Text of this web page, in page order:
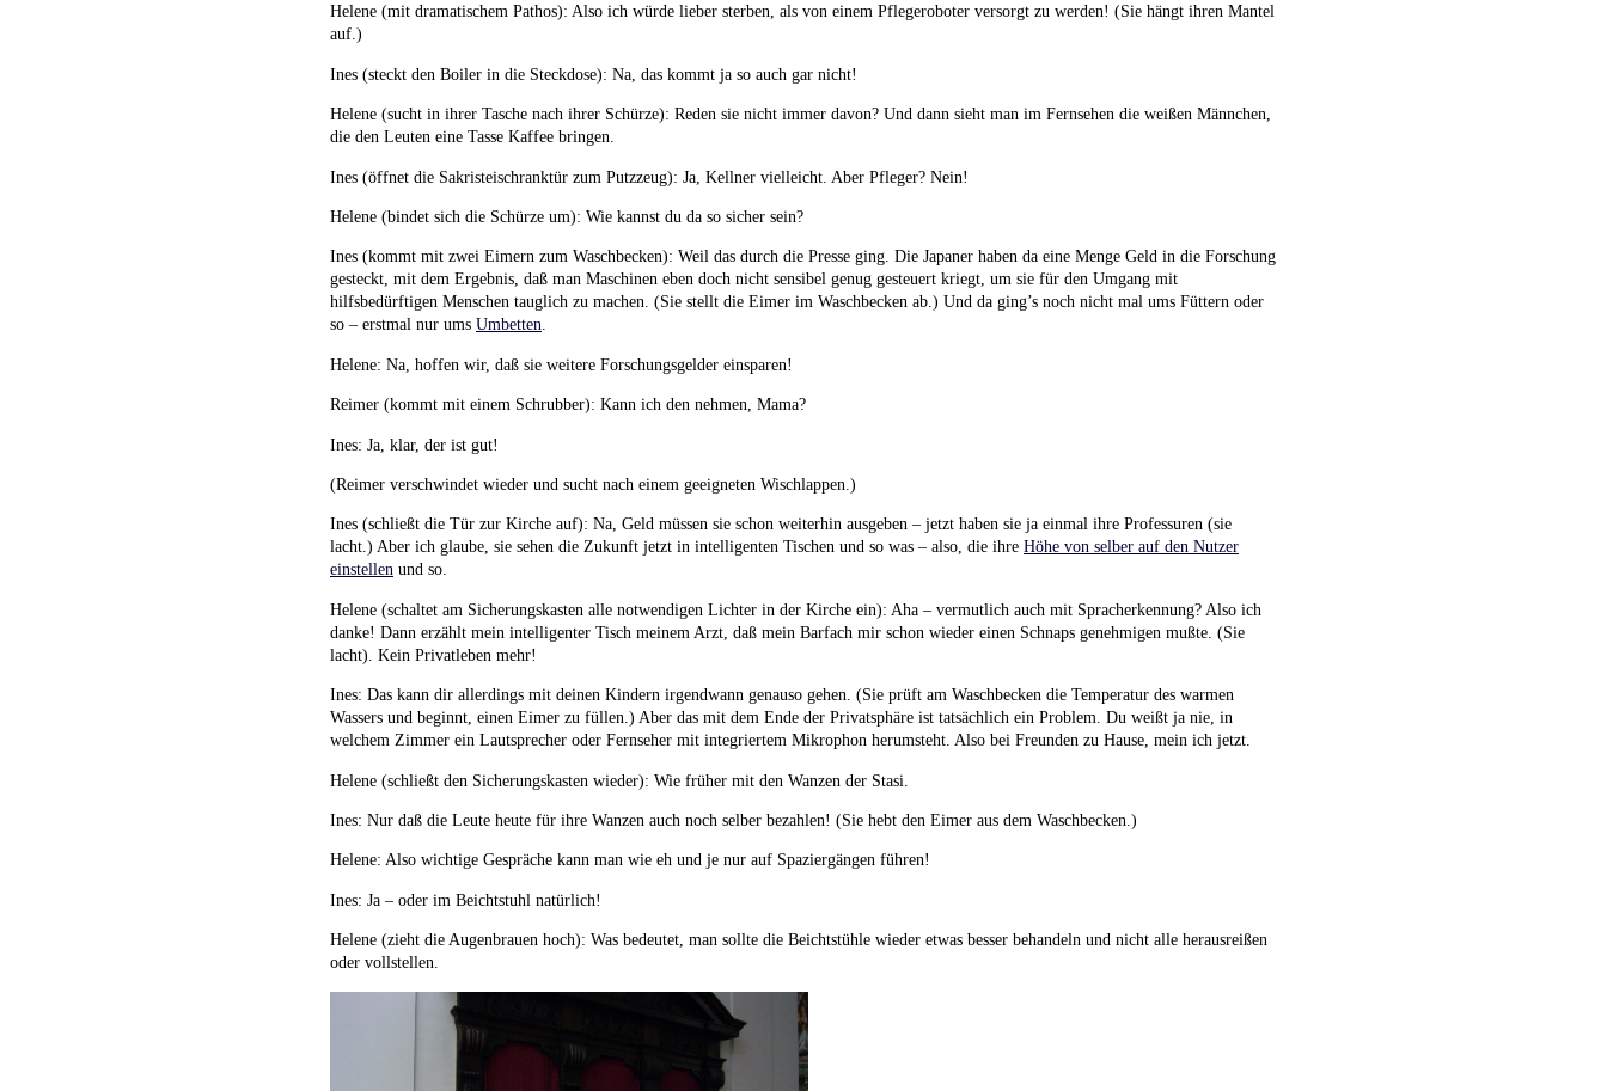
Helene (mit dramatischem Pathos): Also ich würde lieber sterben, als von einem Pflegeroboter versorgt zu werden! (Sie hängt ihren Mantel
auf.)
Ines (steckt den Boiler in die Steckdose): Na, das kommt ja so auch gar nicht!
Helene (sucht in ihrer Tasche nach ihrer Schürze): Reden sie nicht immer davon? Und dann sieht man im Fernsehen die weißen Männchen,
die den Leuten eine Tasse Kaffee bringen.
Ines (öffnet die Sakristeischranktür zum Putzzeug): Ja, Kellner vielleicht. Aber Pfleger? Nein!
Helene (bindet sich die Schürze um): Wie kannst du da so sicher sein?
Ines (kommt mit zwei Eimern zum Waschbecken): Weil das durch die Presse ging. Die Japaner haben da eine Menge Geld in die Forschung
gesteckt, mit dem Ergebnis, daß man Maschinen eben doch nicht sensibel genug gesteuert kriegt, um sie für den Umgang mit
hilfsbedürftigen Menschen tauglich zu machen. (Sie stellt die Eimer im Waschbecken ab.) Und da ging’s noch nicht mal ums Füttern oder
so – erstmal nur ums Umbetten.
Helene: Na, hoffen wir, daß sie weitere Forschungsgelder einsparen!
Reimer (kommt mit einem Schrubber): Kann ich den nehmen, Mama?
Ines: Ja, klar, der ist gut!
(Reimer verschwindet wieder und sucht nach einem geeigneten Wischlappen.)
Ines (schließt die Tür zur Kirche auf): Na, Geld müssen sie schon weiterhin ausgeben – jetzt haben sie ja einmal ihre Professuren (sie
lacht.) Aber ich glaube, sie sehen die Zukunft jetzt in intelligenten Tischen und so was – also, die ihre Höhe von selber auf den Nutzer
einstellen und so.
Helene (schaltet am Sicherungskasten alle notwendigen Lichter in der Kirche ein): Aha – vermutlich auch mit Spracherkennung? Also ich
danke! Dann erzählt mein intelligenter Tisch meinem Arzt, daß mein Barfach mir schon wieder einen Schnaps genehmigen mußte. (Sie
lacht). Kein Privatleben mehr!
Ines: Das kann dir allerdings mit deinen Kindern irgendwann genauso gehen. (Sie prüft am Waschbecken die Temperatur des warmen
Wassers und beginnt, einen Eimer zu füllen.) Aber das mit dem Ende der Privatsphäre ist tatsächlich ein Problem. Du weißt ja nie, in
welchem Zimmer ein Lautsprecher oder Fernseher mit integriertem Mikrophon herumsteht. Also bei Freunden zu Hause, mein ich jetzt.
Helene (schließt den Sicherungskasten wieder): Wie früher mit den Wanzen der Stasi.
Ines: Nur daß die Leute heute für ihre Wanzen auch noch selber bezahlen! (Sie hebt den Eimer aus dem Waschbecken.)
Helene: Also wichtige Gespräche kann man wie eh und je nur auf Spaziergängen führen!
Ines: Ja – oder im Beichtstuhl natürlich!
Helene (zieht die Augenbrauen hoch): Was bedeutet, man sollte die Beichtstühle wieder etwas besser behandeln und nicht alle herausreißen
oder vollstellen.